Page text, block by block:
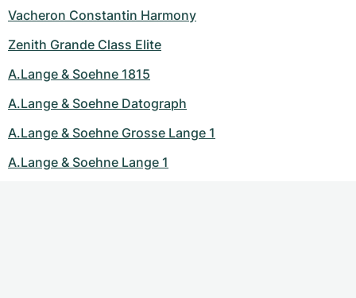
Vacheron Constantin Harmony
Zenith Grande Class Elite
A.Lange & Soehne 1815
A.Lange & Soehne Datograph
A.Lange & Soehne Grosse Lange 1
A.Lange & Soehne Lange 1